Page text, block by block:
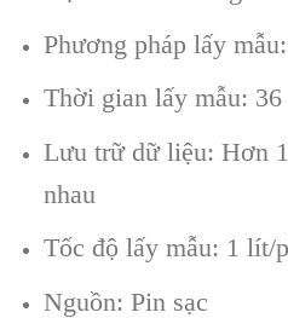
Phương pháp lấy
Thời gian lấy mẫu: 36
Lưu trữ dữ liệu: Hơn
nhau
Tốc độ lấy mẫu: 1 lít/
Nguồn: Pin sạc